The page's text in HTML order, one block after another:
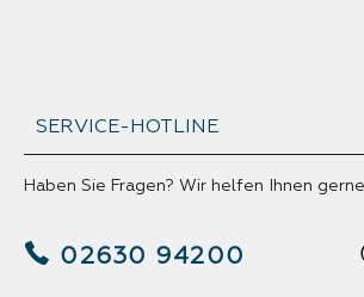
SERVICE-HOTLINE
Haben Sie Fragen? Wir helfen Ihnen
02630 94200